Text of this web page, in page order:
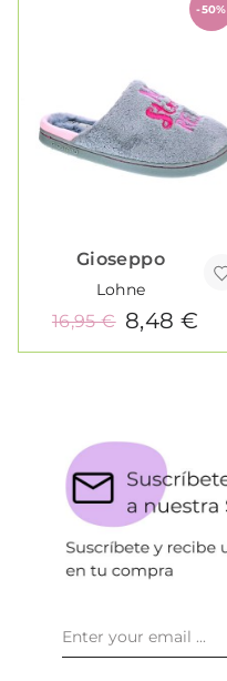
-50%
Gioseppo
Lohne
8,48 €
16,95 €